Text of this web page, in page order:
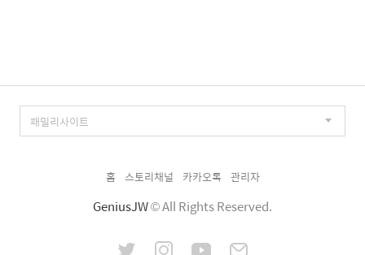
홈 스토리채널 카카오톡 관리자
GeniusJW© All Rights Reserved.